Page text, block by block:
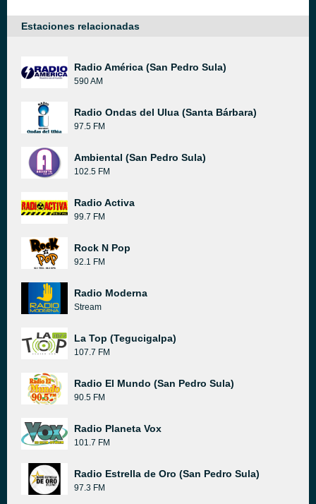
Estaciones relacionadas
Radio América (San Pedro Sula)
590 AM
Radio Ondas del Ulua (Santa Bárbara)
97.5 FM
Ambiental (San Pedro Sula)
102.5 FM
Radio Activa
99.7 FM
Rock N Pop
92.1 FM
Radio Moderna
Stream
La Top (Tegucigalpa)
107.7 FM
Radio El Mundo (San Pedro Sula)
90.5 FM
Radio Planeta Vox
101.7 FM
Radio Estrella de Oro (San Pedro Sula)
97.3 FM